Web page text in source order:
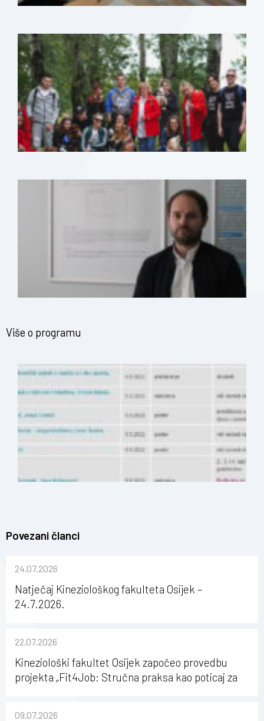
Više o programu
Povezani članci
24.07.2026
Natječaj Kineziološkog fakulteta Osijek –
24.7.2026.
22.07.2026
Kineziološki fakultet Osijek započeo provedbu
projekta „Fit4Job: Stručna praksa kao poticaj za
09.07.2026